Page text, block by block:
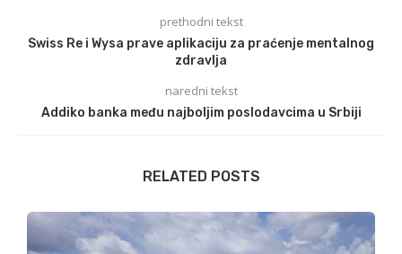
prethodni tekst
Swiss Re i Wysa prave aplikaciju za praćenje mentalnog
zdravlja
naredni tekst
Addiko banka među najboljim poslodavcima u Srbiji
RELATED POSTS